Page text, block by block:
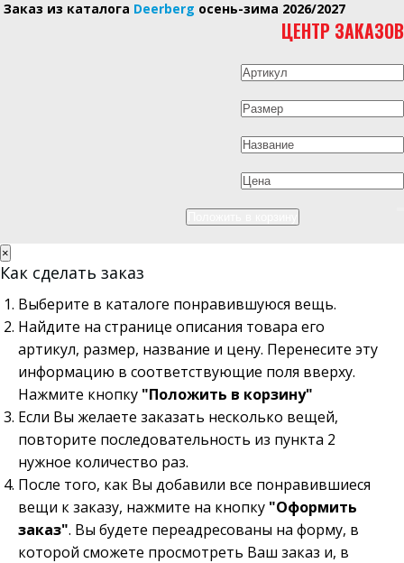
Заказ из каталога Deerberg осень-зима 2026/2027
ЦЕНТР ЗАКАЗОВ
×
Как сделать заказ
Выберите в каталоге понравившуюся вещь.
Найдите на странице описания товара его
артикул, размер, название и цену. Перенесите эту
информацию в соответствующие поля вверху.
Нажмите кнопку "Положить в корзину"
Если Вы желаете заказать несколько вещей,
повторите последовательность из пункта 2
нужное количество раз.
После того, как Вы добавили все понравившиеся
вещи к заказу, нажмите на кнопку "Оформить
заказ". Вы будете переадресованы на форму, в
которой сможете просмотреть Ваш заказ и, в